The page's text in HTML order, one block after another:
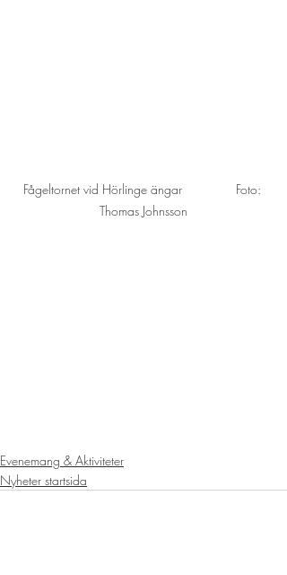
Fågeltornet vid Hörlinge ängar               Foto:
Thomas Johnsson
Evenemang & Aktiviteter
Nyheter startsida